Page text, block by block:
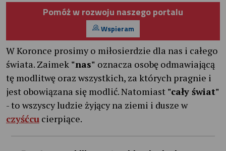
Pomóż w rozwoju naszego portalu
Wspieram
W Koronce prosimy o miłosierdzie dla nas i całego
świata. Zaimek "nas" oznacza osobę odmawiającą
tę modlitwę oraz wszystkich, za których pragnie i
jest obowiązana się modlić. Natomiast "cały świat"
- to wszyscy ludzie żyjący na ziemi i dusze w
czyśćcu cierpiące.